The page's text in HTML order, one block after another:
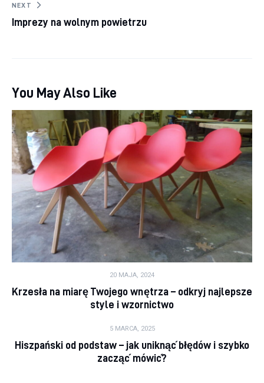
NEXT
Imprezy na wolnym powietrzu
You May Also Like
20 MAJA, 2024
Krzesła na miarę Twojego wnętrza – odkryj najlepsze
style i wzornictwo
5 MARCA, 2025
Hiszpański od podstaw – jak uniknąć błędów i szybko
zacząć mówić?